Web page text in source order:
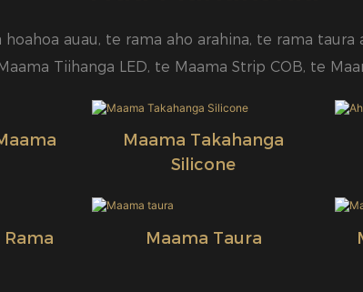
auau, te rama aho arahina, te rama
Tiihanga LED, te Maama Strip COB, te
Maama Takahanga
Silicone
Maama Taura